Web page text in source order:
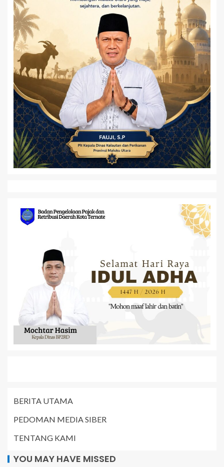
BERITA UTAMA
PEDOMAN MEDIA SIBER
TENTANG KAMI
YOU MAY HAVE MISSED